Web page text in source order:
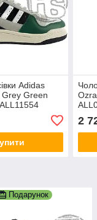
Adidas
Green
2
Подарунок